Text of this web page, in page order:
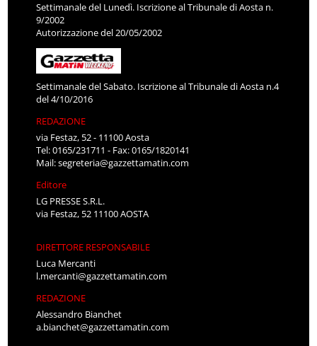
Settimanale del Lunedì. Iscrizione al Tribunale di Aosta n.
9/2002
Autorizzazione del 20/05/2002
Settimanale del Sabato. Iscrizione al Tribunale di Aosta n.4
del 4/10/2016
REDAZIONE
via Festaz, 52 - 11100 Aosta
Tel: 0165/231711 - Fax: 0165/1820141
Mail:segreteria@gazzettamatin.com
Editore
LG PRESSE S.R.L.
via Festaz, 52 11100 AOSTA
DIRETTORE RESPONSABILE
Luca Mercanti
l.mercanti@gazzettamatin.com
REDAZIONE
Alessandro Bianchet
a.bianchet@gazzettamatin.com